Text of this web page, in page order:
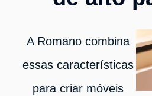
A Romano combina
essas características
para criar móveis